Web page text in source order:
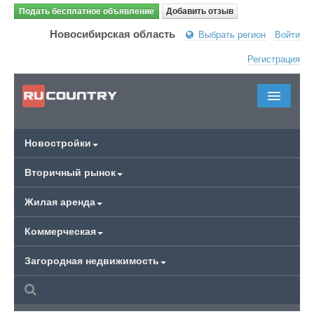
Подать бесплатное объявление Добавить отзыв
Новосибирская область Выбрать регион Войти
Регистрация
Новостройки
Вторичный рынок
Жилая аренда
Коммерческая
Загородная недвижимость